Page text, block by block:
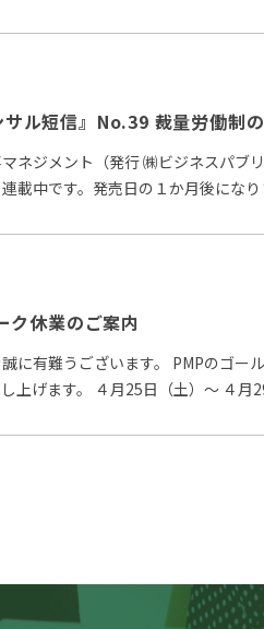
ル短信』No.39 裁量労働制
ネジメント（発行 ㈱ビジネスパブリ
載中です。発売日の１か月後にな
ク休業のご案内
に有難うございます。 PMPのゴー
上げます。 ４月25日（土）～ ４月